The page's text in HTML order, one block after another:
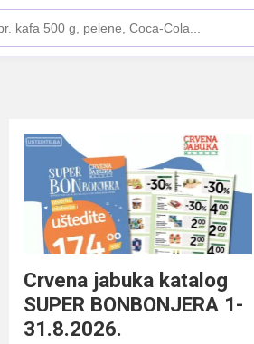
Crvena jabuka katalog
SUPER BONBONJERA 1-
31.8.2026.